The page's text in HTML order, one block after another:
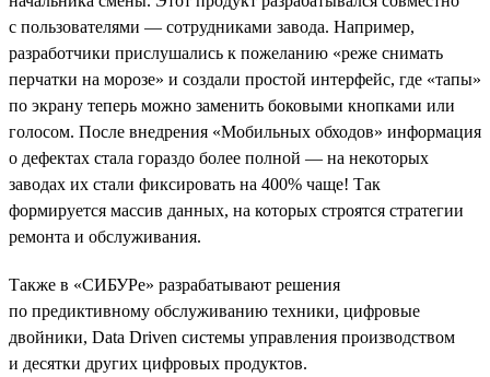
с пользователями — сотрудниками завода. Например,
разработчики прислушались к пожеланию «реже снимать
перчатки на морозе» и создали простой интерфейс, где «тапы»
по экрану теперь можно заменить боковыми кнопками или
голосом. После внедрения «Мобильных обходов» информация
о дефектах стала гораздо более полной — на некоторых
заводах их стали фиксировать на 400% чаще! Так
формируется массив данных, на которых строятся стратегии
ремонта и обслуживания.
Также в «СИБУРе» разрабатывают решения
по предиктивному обслуживанию техники, цифровые
двойники, Data Driven системы управления производством
и десятки других цифровых продуктов.